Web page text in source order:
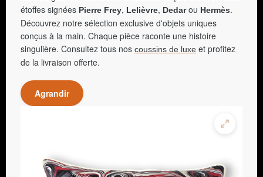
étoffes signées Pierre Frey, Lelièvre, Dedarou Hermès.
Découvrez notre sélection exclusive d'objets uniques
conçus à la main. Chaque pièce raconte une histoire
singulière. Consultez tous nos coussins de luxe et profitez
de la livraison offerte.
Agrandir